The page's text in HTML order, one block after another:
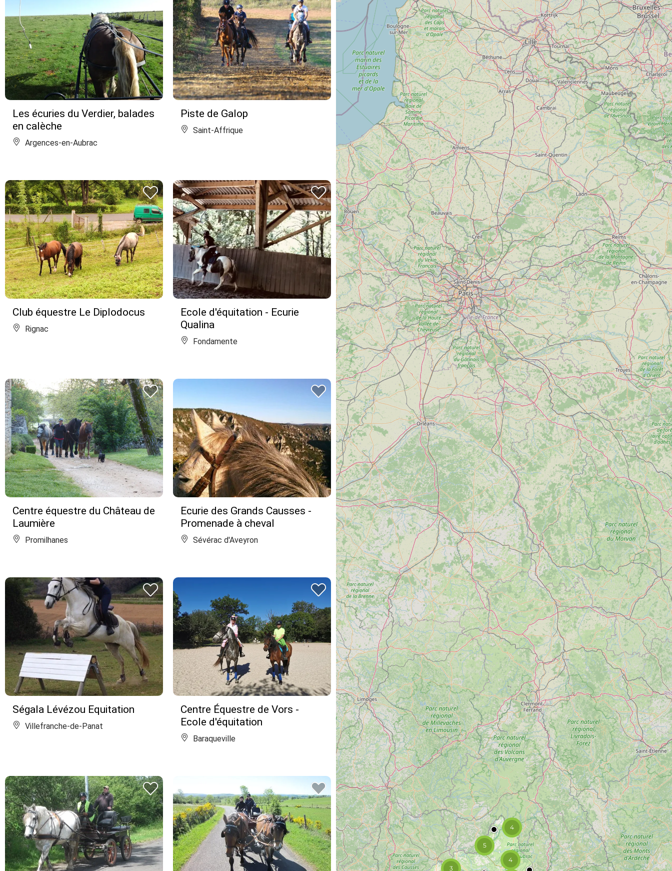
Les écuries du Verdier, balades
en calèche
Argences-en-Aubrac
Piste de Galop
Saint-Affrique
Club équestre Le Diplodocus
Rignac
Ecole d'équitation - Ecurie
Qualina
Fondamente
Centre équestre du Château de
Laumière
Promilhanes
Ecurie des Grands Causses -
Promenade à cheval
Sévérac d'Aveyron
Ségala Lévézou Equitation
Villefranche-de-Panat
Centre Équestre de Vors -
Ecole d'équitation
Baraqueville
4
4
5
3